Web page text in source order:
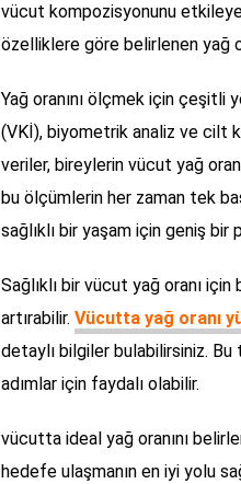
vücut kompozisyonunu
özelliklere göre belirlenen yağ
Yağ oranını ölçmek için çeşitli
(VKİ), biyometrik analiz ve cilt
veriler, bireylerin vücut yağ
bu ölçümlerin her zaman tek
sağlıklı bir yaşam için geniş
Sağlıklı bir vücut yağ oranı
artırabilir. Vücutta yağ oranı
detaylı bilgiler bulabilirsiniz. Bu
adımlar için faydalı olabilir.
vücutta ideal yağ oranını
hedefe ulaşmanın en iyi yolu